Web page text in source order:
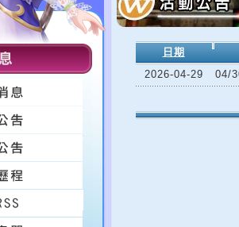
日期
2026-04-29
04/